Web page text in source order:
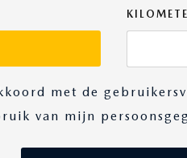
met de
van mijn